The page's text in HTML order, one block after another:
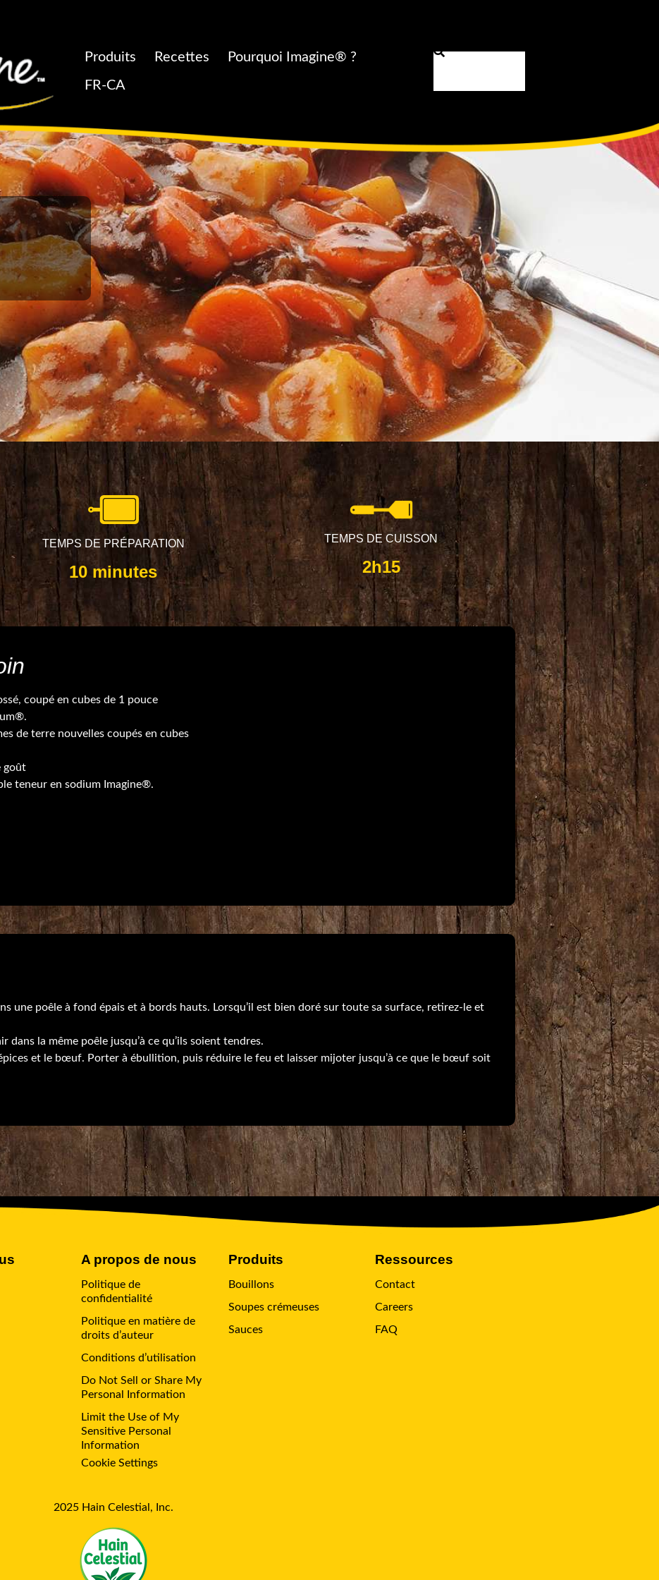
Produits Recettes Pourquoi Imagine® ?
FR-CA
TEMPS DE PRÉPARATION
10 minutes
TEMPS DE CUISSON
2h15
coupé en cubes de 1 pouce
de terre nouvelles coupés en cubes
goût
teneur en sodium Imagine®.
une poêle à fond épais et à bords hauts. Lorsqu’il est bien doré sur toute sa surface, retirez-le et
la même poêle jusqu’à ce qu’ils soient tendres.
et le bœuf. Porter à ébullition, puis réduire le feu et laisser mijoter jusqu’à ce que le bœuf soit
A propos de nous
Politique de
confidentialité
Politique en matière de
droits d’auteur
Conditions d’utilisation
Do Not Sell or Share My
Personal Information
Limit the Use of My
Sensitive Personal
Information
Cookie Settings
Produits
Bouillons
Soupes crémeuses
Sauces
Ressources
Contact
Careers
FAQ
2025 Hain Celestial, Inc.